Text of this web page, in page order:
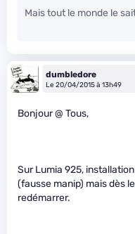
Mais tout le monde le
dumbledore
Le 20/04/2015 à 13h49
Bonjour @ Tous,
Sur Lumia 925,
(fausse manip) mais dès
redémarrer.